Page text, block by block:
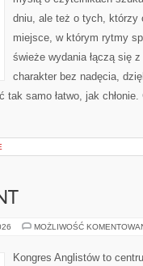
dniu, ale też o tych, którzy
miejsce, w którym rytmy
świeże wydania łączą się
charakter bez nadęcia,
samo łatwo, jak
MOŻLIWOŚĆ
Kongres Anglistów to